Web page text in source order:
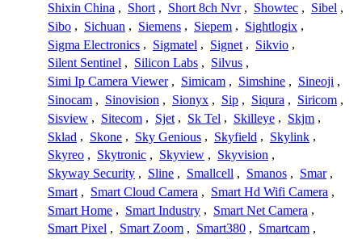
Shixin China , Short , Short 8ch Nvr , Showtec , Sibel ,
Sibo , Sichuan , Siemens , Siepem , Sightlogix ,
Sigma Electronics , Sigmatel , Signet , Sikvio ,
Silent Sentinel , Silicon Labs , Silvus ,
Simi Ip Camera Viewer , Simicam , Simshine , Sineoji ,
Sinocam , Sinovision , Sionyx , Sip , Siqura , Siricom ,
Sisview , Sitecom , Sjet , Sk Tel , Skilleye , Skjm ,
Sklad , Skone , Sky Genious , Skyfield , Skylink ,
Skyreo , Skytronic , Skyview , Skyvision ,
Skyway Security , Sline , Smallcell , Smanos , Smar ,
Smart , Smart Cloud Camera , Smart Hd Wifi Camera ,
Smart Home , Smart Industry , Smart Net Camera ,
Smart Pixel , Smart Zoom , Smart380 , Smartcam ,